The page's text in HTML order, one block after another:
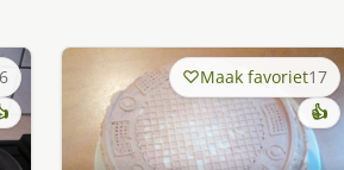
6 Maak favoriet17
👍